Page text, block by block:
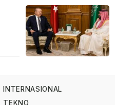
INTERNASIONAL
TEKNO